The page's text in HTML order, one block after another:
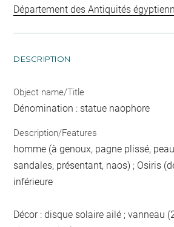
Département des Antiquités
DESCRIPTION
Object name/Title
Dénomination : statue naophore
Description/Features
homme (à genoux, pagne plissé,
sandales, présentant, naos) ; Osiris
inférieure
Décor : disque solaire ailé ; vanneau